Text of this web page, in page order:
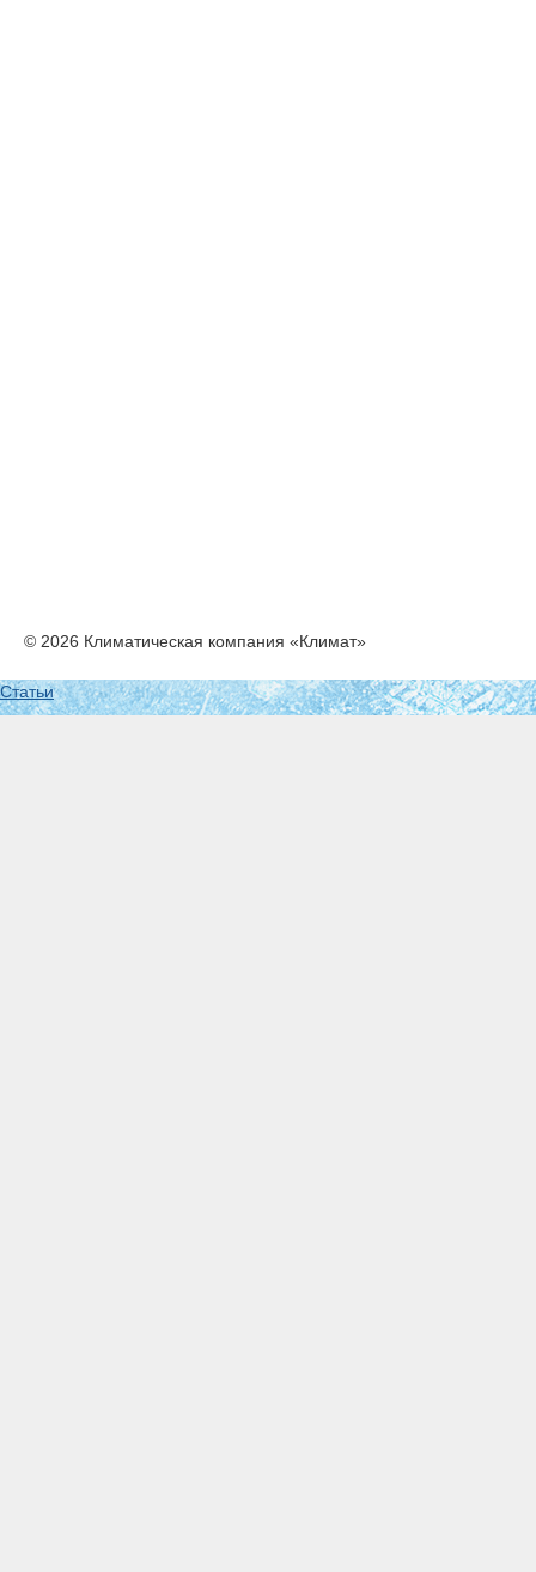
© 2026 Климатическая компания «Климат»
Статьи